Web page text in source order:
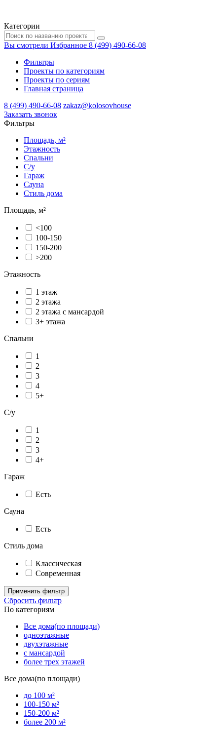
Категории
Вы смотрели Избранное 8 (499) 490-66-08
Фильтры
Проекты по категориям
Проекты по сериям
Главная страница
8 (499) 490-66-08 zakaz@kolosovhouse
3аказать звонок
Фильтры
Площадь, м²
Этажность
Спальни
С/у
Гараж
Сауна
Стиль дома
Площадь, м²
<100
100-150
150-200
>200
Этажность
1 этаж
2 этажа
2 этажа с мансардой
3+ этажа
Спальни
1
2
3
4
5+
С/у
1
2
3
4+
Гараж
Есть
Сауна
Есть
Стиль дома
Классическая
Современная
Применить фильтр
Сбросить фильтр
По категориям
Все дома(по площади)
одноэтажные
двухэтажные
с мансардой
более трех этажей
Все дома(по площади)
до 100 м²
100-150 м²
150-200 м²
более 200 м²